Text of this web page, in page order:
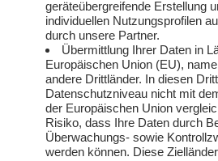
Widerruf
Vertriebspartner:in
werden
Zählerlotto
Balkonkraftwerke mit
E-
E